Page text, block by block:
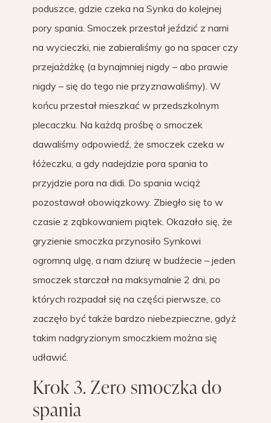
poduszce, gdzie czeka na Synka do kolejnej
pory spania. Smoczek przestał jeździć z nami
na wycieczki, nie zabieraliśmy go na spacer czy
przejażdżkę (a bynajmniej nigdy – abo prawie
nigdy – się do tego nie przyznawaliśmy). W
końcu przestał mieszkać w przedszkolnym
plecaczku. Na każdą prośbę o smoczek
dawaliśmy odpowiedź, że smoczek czeka w
łóżeczku, a gdy nadejdzie pora spania to
przyjdzie pora na didi. Do spania wciąż
pozostawał obowiązkowy. Zbiegło się to w
czasie z ząbkowaniem piątek. Okazało się, że
gryzienie smoczka przynosiło Synkowi
ogromną ulgę, a nam dziurę w budżecie – jeden
smoczek starczał na maksymalnie 2 dni, po
których rozpadał się na części pierwsze, co
zaczęło być także bardzo niebezpieczne, gdyż
takim nadgryzionym smoczkiem można się
udławić.
Krok 3. Zero smoczka do
spania